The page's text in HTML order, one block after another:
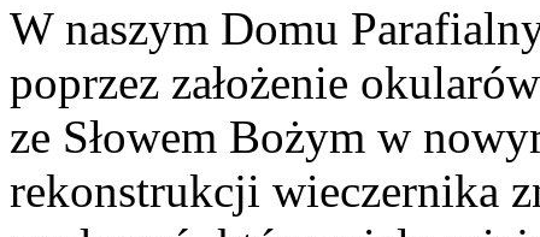
W naszym Domu
poprzez założenie
ze Słowem Bożym w
rekonstrukcji wieczernika